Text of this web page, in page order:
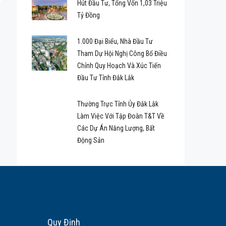
Hút Đầu Tư, Tổng Vốn 1,03 Triệu
Tỷ Đồng
1.000 Đại Biểu, Nhà Đầu Tư
Tham Dự Hội Nghị Công Bố Điều
Chỉnh Quy Hoạch Và Xúc Tiến
Đầu Tư Tỉnh Đắk Lắk
Thường Trực Tỉnh Ủy Đắk Lắk
Làm Việc Với Tập Đoàn T&T Về
Các Dự Án Năng Lượng, Bất
Động Sản
Quy Định